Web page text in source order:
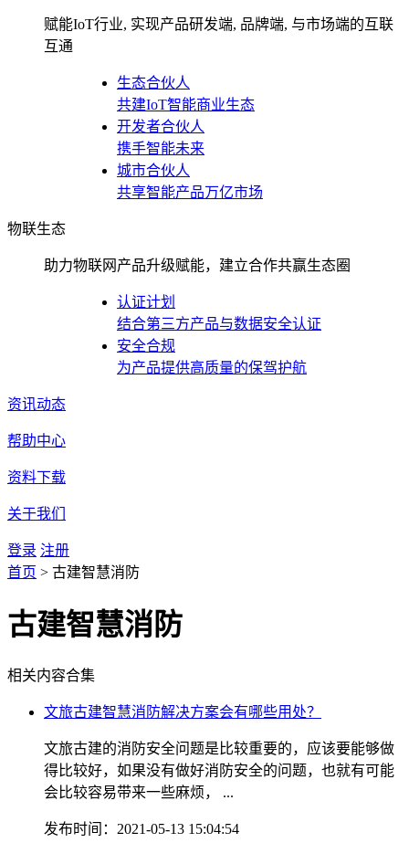
赋能IoT行业, 实现产品研发端, 品牌端, 与市场端的互联
互通
生态合伙人
共建IoT智能商业生态
开发者合伙人
携手智能未来
城市合伙人
共享智能产品万亿市场
物联生态
助力物联网产品升级赋能，建立合作共赢生态圈
认证计划
结合第三方产品与数据安全认证
安全合规
为产品提供高质量的保驾护航
资讯动态
帮助中心
资料下载
关于我们
登录 注册
首页 > 古建智慧消防
古建智慧消防
相关内容合集
文旅古建智慧消防解决方案会有哪些用处？
文旅古建的消防安全问题是比较重要的，应该要能够做
得比较好，如果没有做好消防安全的问题，也就有可能
会比较容易带来一些麻烦， ...
发布时间：2021-05-13 15:04:54